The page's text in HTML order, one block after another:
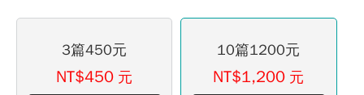
3篇450元
NT$450 元
10篇1200元
NT$1,200 元